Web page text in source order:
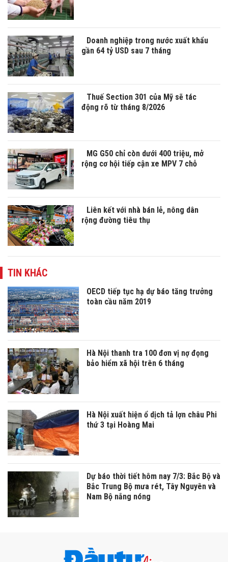
Doanh nghiệp trong nước xuất khẩu
gần 64 tỷ USD sau 7 tháng
Thuế Section 301 của Mỹ sẽ tác
động rõ từ tháng 8/2026
MG G50 chỉ còn dưới 400 triệu, mở
rộng cơ hội tiếp cận xe MPV 7 chỗ
Liên kết với nhà bán lẻ, nông dân
rộng đường tiêu thụ
TIN KHÁC
OECD tiếp tục hạ dự báo tăng trưởng
toàn cầu năm 2019
Hà Nội thanh tra 100 đơn vị nợ đọng
bảo hiểm xã hội trên 6 tháng
Hà Nội xuất hiện ổ dịch tả lợn châu Phi
thứ 3 tại Hoàng Mai
Dự báo thời tiết hôm nay 7/3: Bắc Bộ và
Bắc Trung Bộ mưa rét, Tây Nguyên và
Nam Bộ nắng nóng